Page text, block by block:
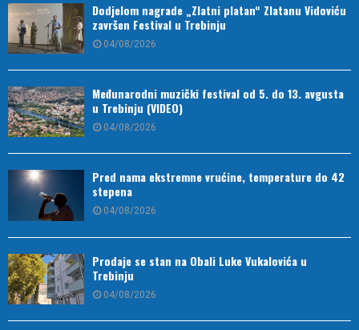
Dodjelom nagrade „Zlatni platan“ Zlatanu Vidoviću
završen Festival u Trebinju
04/08/2026
Međunarodni muzički festival od 5. do 13. avgusta
u Trebinju (VIDEO)
04/08/2026
Pred nama ekstremne vrućine, temperature do 42
stepena
04/08/2026
Prodaje se stan na Obali Luke Vukalovića u
Trebinju
04/08/2026